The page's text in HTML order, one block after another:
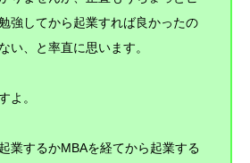
強してから起業すれば良かったの
い、と率直に思います。
よ。
起業するかMBAを経てから起業する